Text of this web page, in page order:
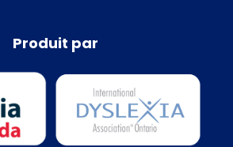
Produit par